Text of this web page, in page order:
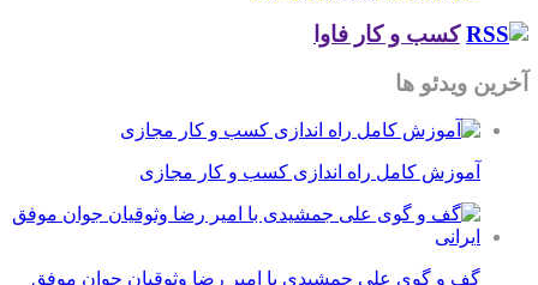
کسب و کار فاوا
آخرین ویدئو ها
آموزش کامل راه اندازی کسب و کار مجازی
گف و گوی علی جمشیدی با امیر رضا وثوقیان جوان موفق